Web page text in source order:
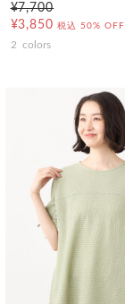
¥7,700
¥3,850 税込 50% OFF
2 colors